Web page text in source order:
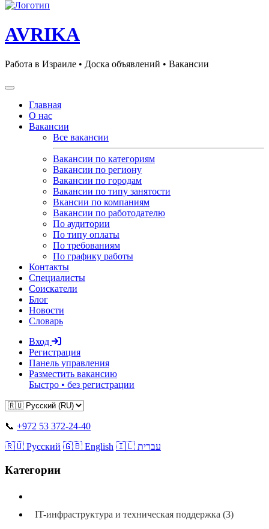
AVRIKA
Работа в Израиле • Доска объявлений • Вакансии
Главная
О нас
Вакансии
Все вакансии
Вакансии по категориям
Вакансии по региону
Вакансии по городам
Вакансии по типу занятости
Вкансии по компаниям
Вакансии по работодателю
По аудитории
По типу оплаты
По требованиям
По графику работы
Контакты
Специалисты
Соискатели
Блог
Новости
Словарь
Вход
Регистрация
Панель управления
Разместить вакансию
Быстро • без регистрации
📞 +972 53 372-24-40
🇷🇺 Русский 🇬🇧 English 🇮🇱 עברית
Категории
IT-инфраструктура и техническая поддержка (3)